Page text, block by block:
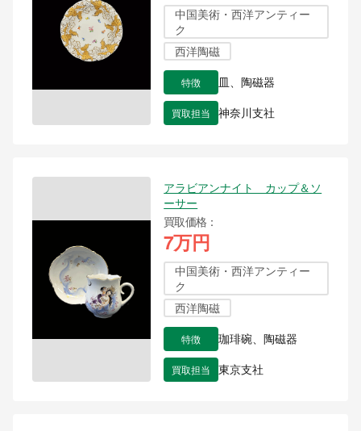
中国美術・西洋アンティー
ク
西洋陶磁
特徴 皿、陶磁器
買取担当 神奈川支社
アラビアンナイト カップ＆ソ
ーサー
買取価格
7万円
中国美術・西洋アンティー
ク
西洋陶磁
特徴 珈琲碗、陶磁器
買取担当 東京支社